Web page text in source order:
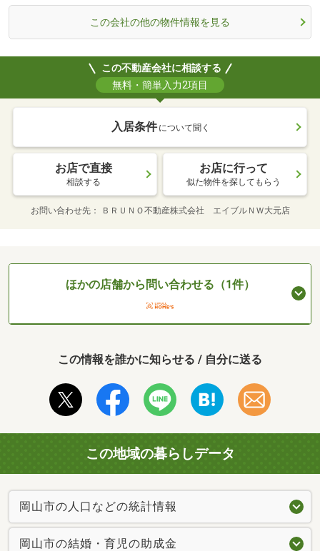
この会社の他の物件情報を見る
この不動産会社に相談する
無料・簡単入力2項目
入居条件 について聞く
お店で直接
相談する
お店に行って
似た物件を探してもらう
お問い合わせ先 ＢＲＵＮＯ不動産株式会社 エイブルＮＷ大元店
ほかの店舗から問い合わせる（1件）
この情報を誰かに知らせる / 自分に送る
この地域の暮らしデータ
岡山市の人口などの統計情報
岡山市の結婚・育児の助成金